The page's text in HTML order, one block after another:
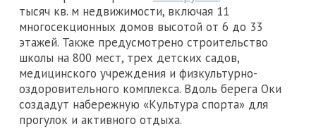
тысяч кв. м недвижимости, включая 11
многосекционных домов высотой от 6 до 33
этажей. Также предусмотрено строительство
школы на 800 мест, трех детских садов,
медицинского учреждения и физкультурно-
оздоровительного комплекса. Вдоль берега Оки
создадут набережную «Культура спорта» для
прогулок и активного отдыха.